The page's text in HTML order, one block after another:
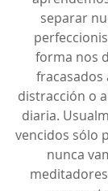
separar
forma nos
distracción o
diaria.
vencidos sólo
nunca